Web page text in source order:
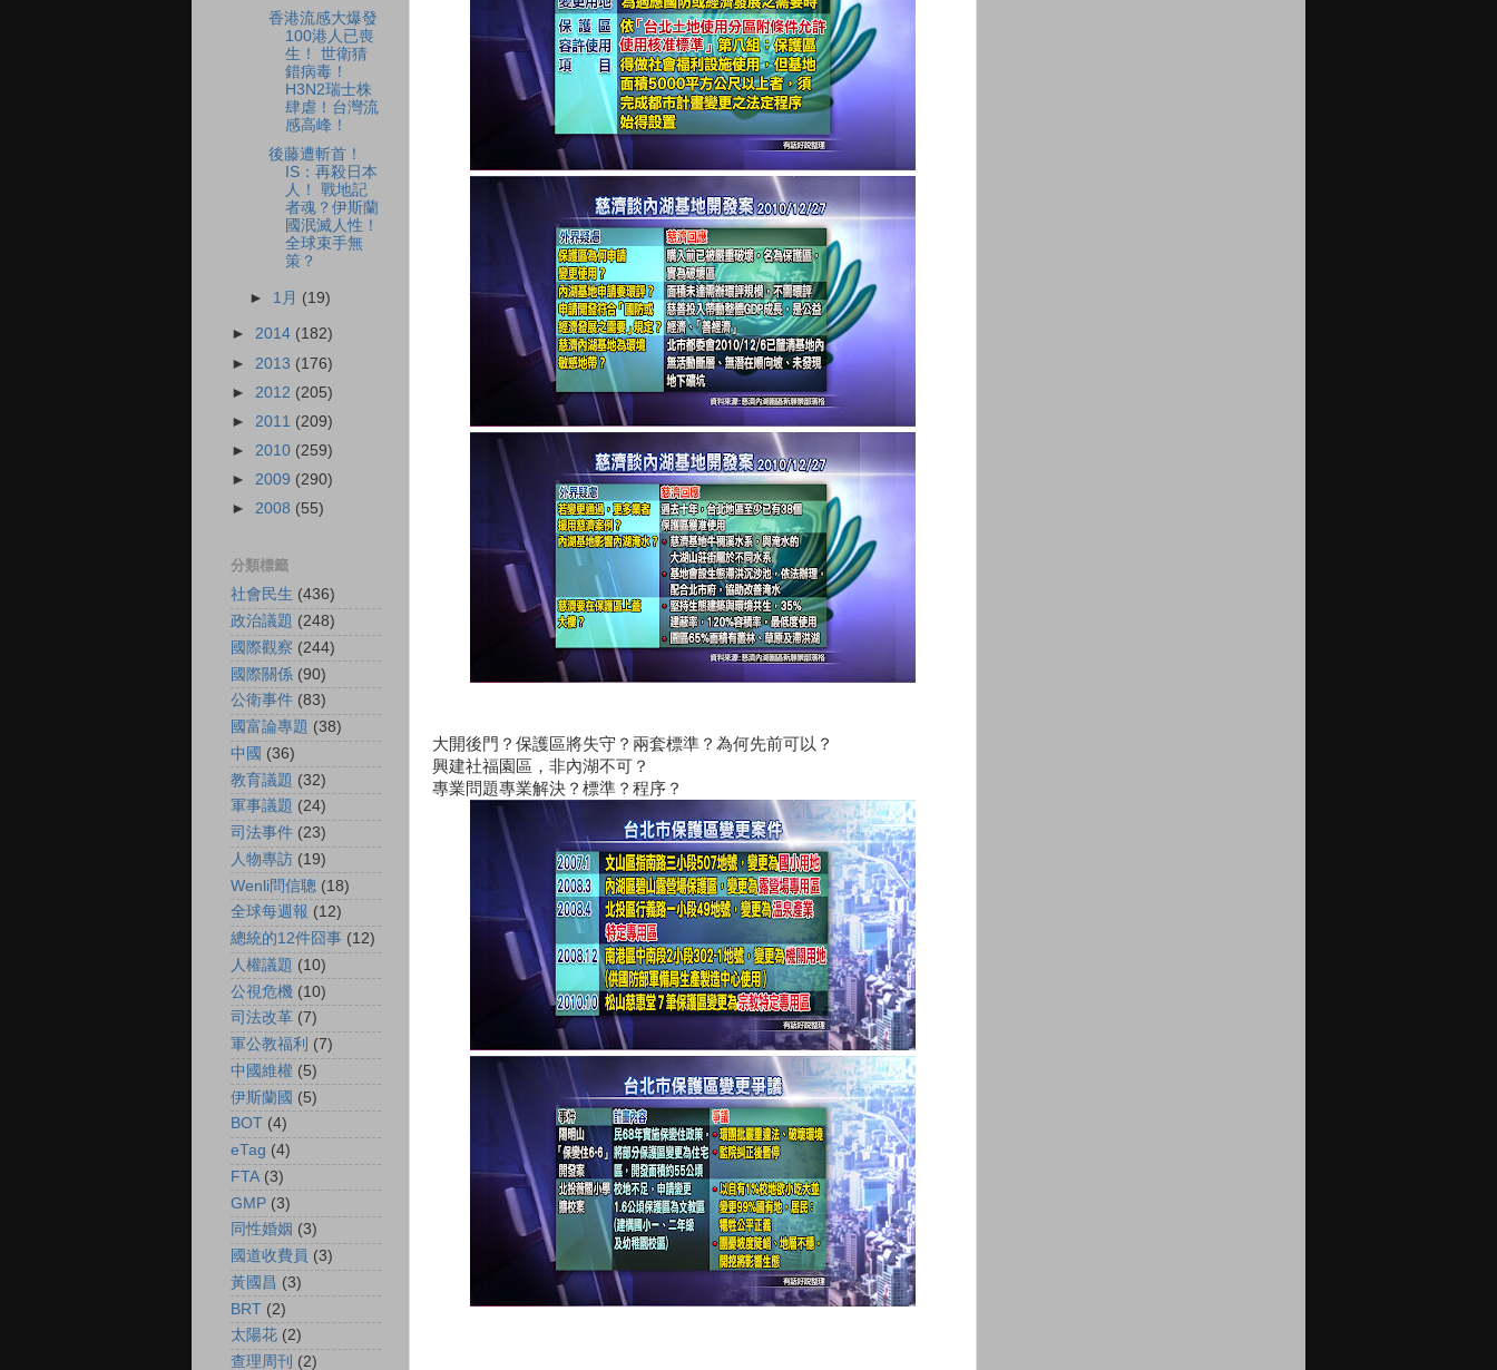
大開後門？保護區將失守？兩套標準？為何先前可以？
興建社福園區，非內湖不可？
專業問題專業解決？標準？程序？
香港流感大爆發
100港人已喪
生！ 世衛猜
錯病毒！
H3N2瑞士株
肆虐！台灣流
感高峰！
後藤遭斬首！
IS：再殺日本
人！ 戰地記
者魂？伊斯蘭
國泯滅人性！
全球束手無
策？
► 1月 (19)
► 2014 (182)
► 2013 (176)
► 2012 (205)
► 2011 (209)
► 2010 (259)
► 2009 (290)
► 2008 (55)
分類標籤
社會民生 (436)
政治議題 (248)
國際觀察 (244)
國際關係 (90)
公衛事件 (83)
國富論專題 (38)
中國 (36)
教育議題 (32)
軍事議題 (24)
司法事件 (23)
人物專訪 (19)
Wenli問信聰 (18)
全球每週報 (12)
總統的12件囧事 (12)
人權議題 (10)
公視危機 (10)
司法改革 (7)
軍公教福利 (7)
中國維權 (5)
伊斯蘭國 (5)
BOT (4)
eTag (4)
FTA (3)
GMP (3)
同性婚姻 (3)
國道收費員 (3)
黃國昌 (3)
BRT (2)
太陽花 (2)
查理周刊 (2)